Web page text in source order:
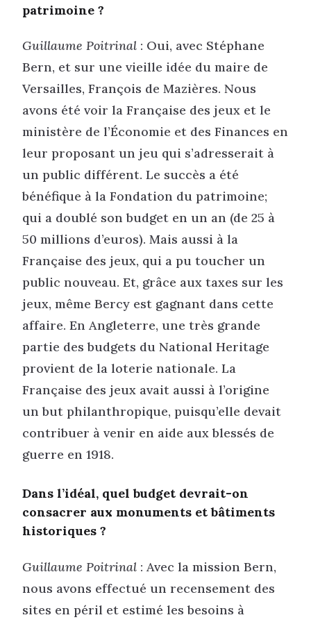
patrimoine ?
Guillaume Poitrinal : Oui, avec Stéphane
Bern, et sur une vieille idée du maire de
Versailles, François de Mazières. Nous
avons été voir la Française des jeux et le
ministère de l’Économie et des Finances en
leur proposant un jeu qui s’adresserait à
un public différent. Le succès a été
bénéfique à la Fondation du patrimoine;
qui a doublé son budget en un an (de 25 à
50 millions d’euros). Mais aussi à la
Française des jeux, qui a pu toucher un
public nouveau. Et, grâce aux taxes sur les
jeux, même Bercy est gagnant dans cette
affaire. En Angleterre, une très grande
partie des budgets du National Heritage
provient de la loterie nationale. La
Française des jeux avait aussi à l’origine
un but philanthropique, puisqu’elle devait
contribuer à venir en aide aux blessés de
guerre en 1918.
Dans l’idéal, quel budget devrait-on
consacrer aux monuments et bâtiments
historiques ?
Guillaume Poitrinal : Avec la mission Bern,
nous avons effectué un recensement des
sites en péril et estimé les besoins à